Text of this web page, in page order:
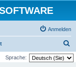
Anmelden
u
Sprache: